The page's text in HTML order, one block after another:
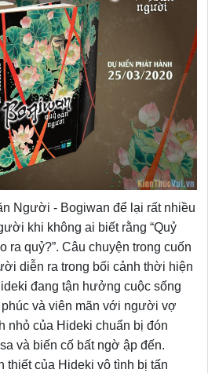
Người - Bogiwan để lại rất nhiều
khi không ai biết rằng “Quỷ
quỷ?”. Câu chuyện trong cuốn
diễn ra trong bối cảnh thời hiện
đang tận hưởng cuộc sống
và viên mãn với người vợ
nhỏ của Hideki chuẩn bị đón
và biến cố bất ngờ ập đến.
thiết của Hideki vô tình bị tấn